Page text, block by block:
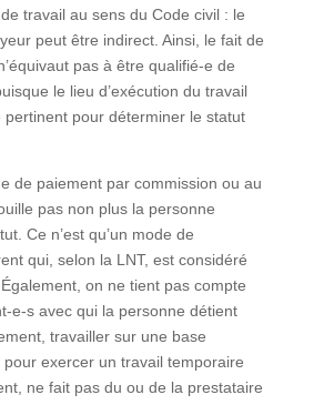
travail au sens du Code civil : le
peut être indirect. Ainsi, le fait de
pas à être qualifié-e de
le lieu d’exécution du travail
pertinent pour déterminer le statut
de paiement par commission ou au
pas non plus la personne
Ce n’est qu’un mode de
qui, selon la LNT, est considéré
on ne tient pas compte
e-s avec qui la personne détient
travailler sur une base
exercer un travail temporaire
ne fait pas du ou de la prestataire